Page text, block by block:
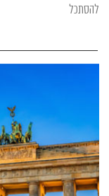
להסתכל